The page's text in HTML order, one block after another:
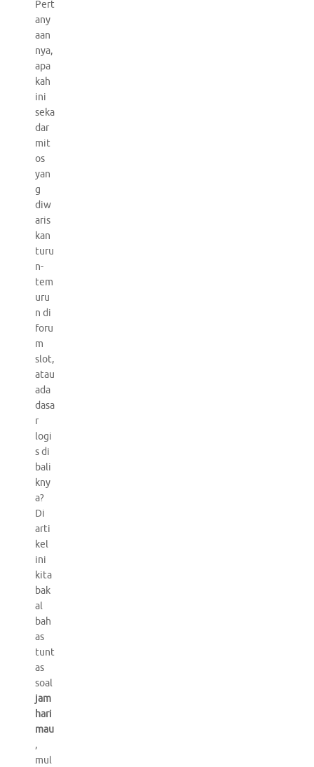
Pert
any
aan
nya,
apa
kah
ini
seka
dar
mit
os
yan
g
diw
aris
kan
turu
n-
tem
uru
n di
foru
m
slot,
atau
ada
dasa
r
logi
s di
bali
kny
a?
Di
arti
kel
ini
kita
bak
al
bah
as
tunt
as
soal
jam
hari
mau
,
mul